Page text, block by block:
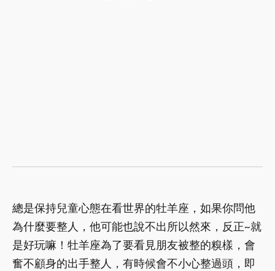
總是保持兒童心態在看世界的牡羊座，如果你問他
為什麼要整人，他可能也說不出所以然來，反正~就
是好玩嘛！牡羊座為了要看見朋友被整的糗樣，會
奮不顧身的出手整人，有時候會不小心整過頭，即